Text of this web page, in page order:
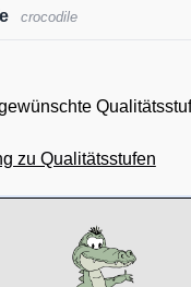
crocodile
zu Qualitätsstufen